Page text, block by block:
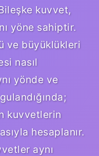
kuvvet,
yöne sahiptir.
ve büyüklükleri
nasıl
yönde ve
kuvvetlerin
hesaplanır.
aynı